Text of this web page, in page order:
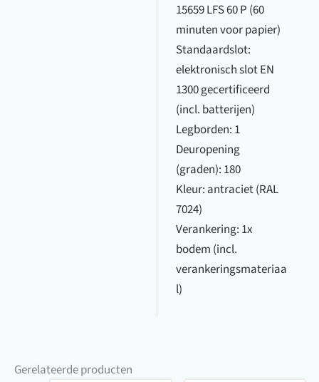
15659 LFS 60 P (60
minuten voor papier)
Standaardslot:
elektronisch slot EN
1300 gecertificeerd
(incl. batterijen)
Legborden: 1
Deuropening
(graden): 180
Kleur: antraciet (RAL
7024)
Verankering: 1x
bodem (incl.
verankeringsmateriaa
l)
Gerelateerde producten